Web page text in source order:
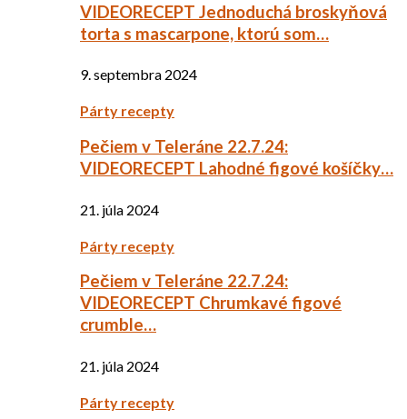
VIDEORECEPT Jednoduchá broskyňová
torta s mascarpone, ktorú som…
9. septembra 2024
Párty recepty
Pečiem v Teleráne 22.7.24:
VIDEORECEPT Lahodné figové košíčky…
21. júla 2024
Párty recepty
Pečiem v Teleráne 22.7.24:
VIDEORECEPT Chrumkavé figové
crumble…
21. júla 2024
Párty recepty